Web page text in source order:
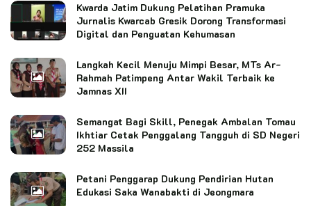
Kwarda Jatim Dukung Pelatihan Pramuka
Jurnalis Kwarcab Gresik Dorong Transformasi
Digital dan Penguatan Kehumasan
Langkah Kecil Menuju Mimpi Besar, MTs Ar-
Rahmah Patimpeng Antar Wakil Terbaik ke
Jamnas XII
Semangat Bagi Skill, Penegak Ambalan Tomau
Ikhtiar Cetak Penggalang Tangguh di SD Negeri
252 Massila
Petani Penggarap Dukung Pendirian Hutan
Edukasi Saka Wanabakti di Jeongmara